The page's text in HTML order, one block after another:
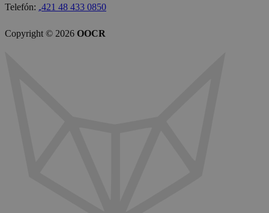
Telefón: ₊421 48 433 0850
Copyright © 2026 OOCR